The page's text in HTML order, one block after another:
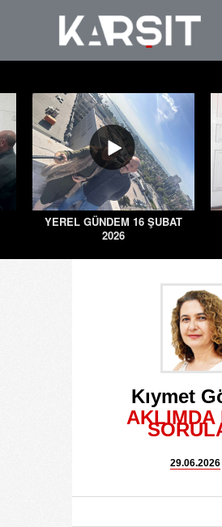
YEREL GÜNDEM 16 ŞUBAT
2026
Kıymet
AKLIMDA
29.06.2026